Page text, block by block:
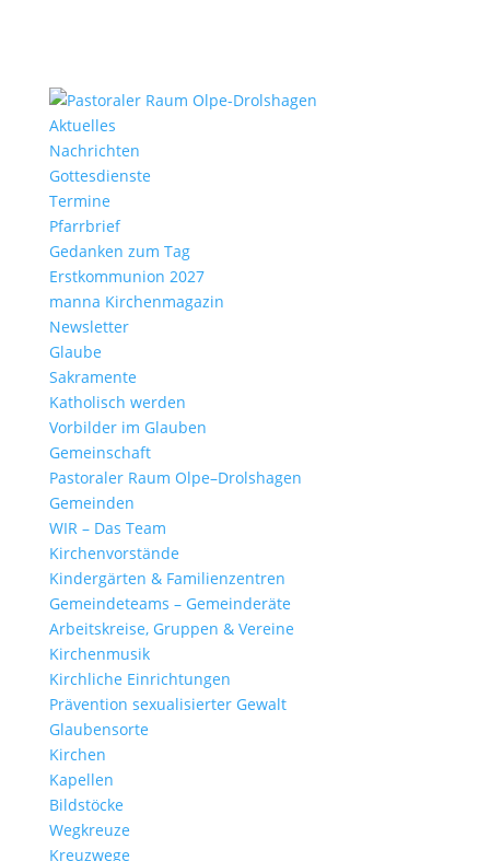
Aktu­elles
Nach­richten
Gottes­dienste
Termine
Pfarr­brief
Gedanken zum Tag
Erst­kom­mu­nion 2027
manna Kirchen­ma­gazin
News­letter
Glaube
Sakra­mente
Katho­lisch werden
Vorbilder im Glauben
Gemein­schaft
Pasto­raler Raum Olpe–Drolshagen
Gemeinden
WIR – Das Team
Kirchen­vor­stände
Kinder­gärten & Familienzentren
Gemein­de­teams – Gemeinderäte
Arbeits­kreise, Gruppen & Vereine
Kirchen­musik
Kirch­liche Einrichtungen
Präven­tion sexua­li­sierter Gewalt
Glau­ben­s­orte
Kirchen
Kapellen
Bild­stöcke
Wegkreuze
Kreuz­wege